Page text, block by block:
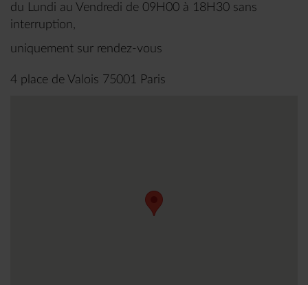
du Lundi au Vendredi de 09H00 à 18H30 sans
interruption,
uniquement sur rendez-vous
4 place de Valois 75001 Paris